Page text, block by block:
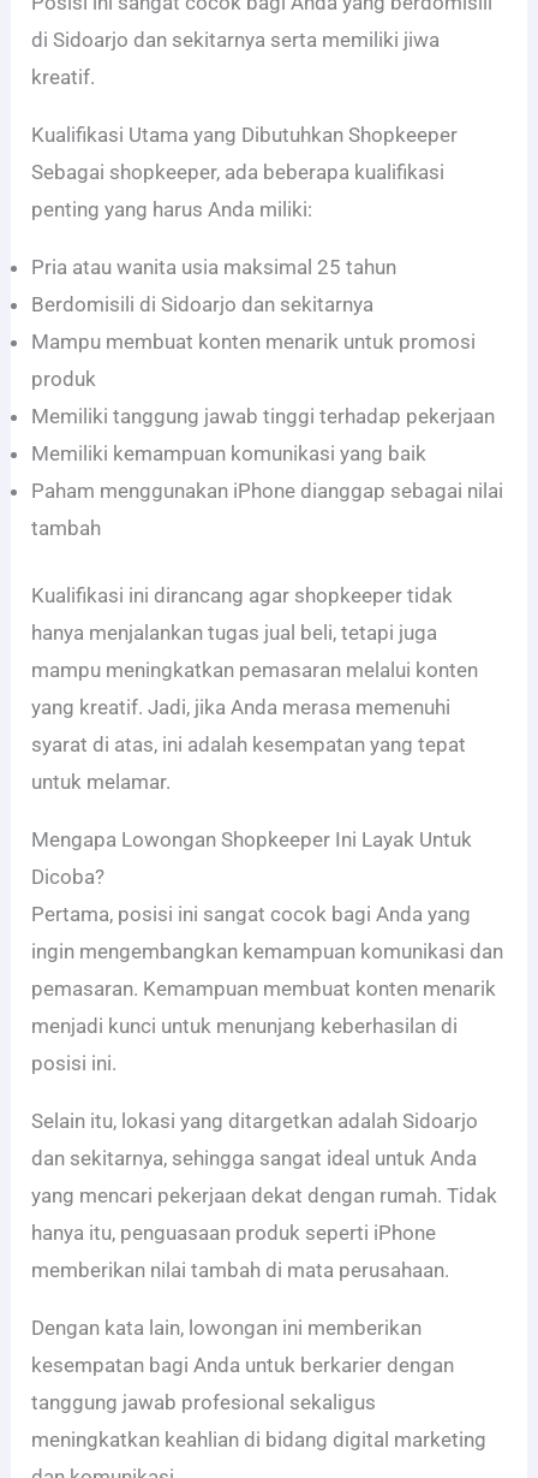
di Sidoarjo dan sekitarnya serta memiliki jiwa
kreatif.
Kualifikasi Utama yang Dibutuhkan Shopkeeper
Sebagai shopkeeper, ada beberapa kualifikasi
penting yang harus Anda miliki:
Pria atau wanita usia maksimal 25 tahun
Berdomisili di Sidoarjo dan sekitarnya
Mampu membuat konten menarik untuk promosi
produk
Memiliki tanggung jawab tinggi terhadap pekerjaan
Memiliki kemampuan komunikasi yang baik
Paham menggunakan iPhone dianggap sebagai nilai
tambah
Kualifikasi ini dirancang agar shopkeeper tidak
hanya menjalankan tugas jual beli, tetapi juga
mampu meningkatkan pemasaran melalui konten
yang kreatif. Jadi, jika Anda merasa memenuhi
syarat di atas, ini adalah kesempatan yang tepat
untuk melamar.
Mengapa Lowongan Shopkeeper Ini Layak Untuk
Dicoba?
Pertama, posisi ini sangat cocok bagi Anda yang
ingin mengembangkan kemampuan komunikasi dan
pemasaran. Kemampuan membuat konten menarik
menjadi kunci untuk menunjang keberhasilan di
posisi ini.
Selain itu, lokasi yang ditargetkan adalah Sidoarjo
dan sekitarnya, sehingga sangat ideal untuk Anda
yang mencari pekerjaan dekat dengan rumah. Tidak
hanya itu, penguasaan produk seperti iPhone
memberikan nilai tambah di mata perusahaan.
Dengan kata lain, lowongan ini memberikan
kesempatan bagi Anda untuk berkarier dengan
tanggung jawab profesional sekaligus
meningkatkan keahlian di bidang digital marketing